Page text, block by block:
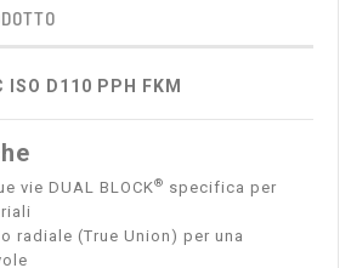
ISO D110 PPH FKM
vie DUAL BLOCK® specifica per
radiale (True Union) per una